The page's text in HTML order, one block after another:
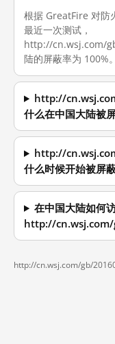
根据 GreatFire 对防
最近一次测试，
http://cn.wsj.com/
陆的屏蔽率为 100%。
http://
什么在中国大陆被
http://
什么时候开始被屏
在中国大陆如何
http://cn.wsj.com/
http://cn.wsj.com/gb/